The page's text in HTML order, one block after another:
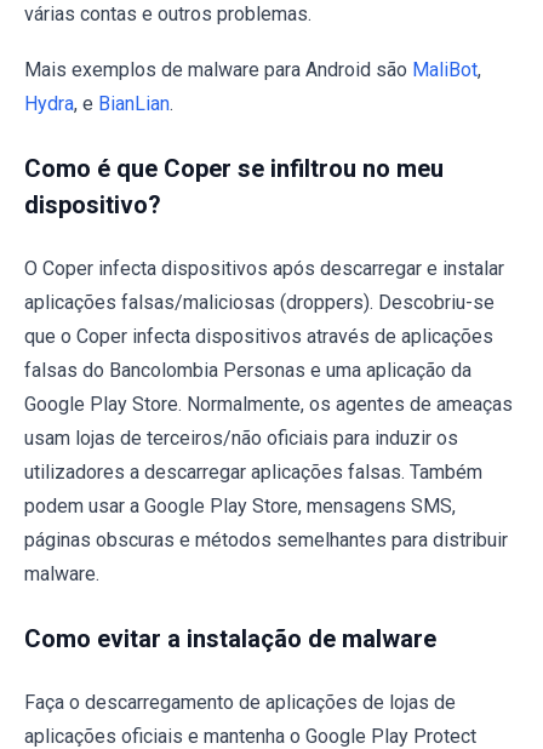
várias contas e outros problemas.
Mais exemplos de malware para Android são MaliBot,
Hydra, e BianLian.
Como é que Coper se infiltrou no meu
dispositivo?
O Coper infecta dispositivos após descarregar e instalar
aplicações falsas/maliciosas (droppers). Descobriu-se
que o Coper infecta dispositivos através de aplicações
falsas do Bancolombia Personas e uma aplicação da
Google Play Store. Normalmente, os agentes de ameaças
usam lojas de terceiros/não oficiais para induzir os
utilizadores a descarregar aplicações falsas. Também
podem usar a Google Play Store, mensagens SMS,
páginas obscuras e métodos semelhantes para distribuir
malware.
Como evitar a instalação de malware
Faça o descarregamento de aplicações de lojas de
aplicações oficiais e mantenha o Google Play Protect